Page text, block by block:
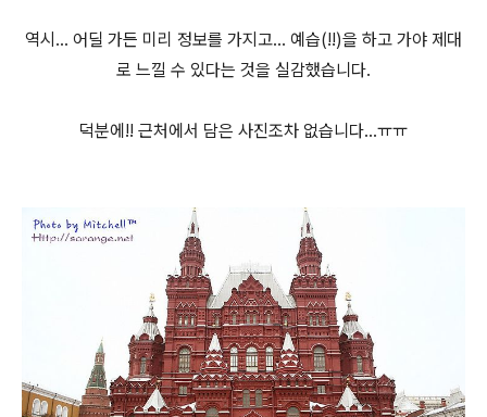
역시... 어딜 가든 미리 정보를 가지고... 예습(!!)을 하고 가야 제대
로 느낄 수 있다는 것을 실감했습니다.
덕분에!! 근처에서 담은 사진조차 없습니다...ㅠㅠ